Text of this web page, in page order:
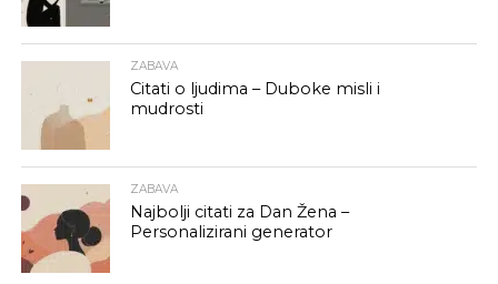
ZABAVA
Citati o ljudima – Duboke misli i
mudrosti
ZABAVA
Najbolji citati za Dan Žena –
Personalizirani generator